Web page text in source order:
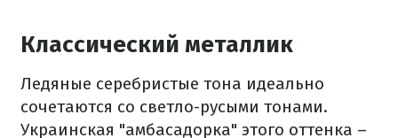
Классический металлик
Ледяные серебристые тона идеально
сочетаются со светло-русыми тонами.
Украинская "амбасадорка" этого оттенка –